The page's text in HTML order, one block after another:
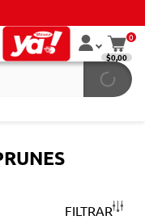
0
$0,00
FILTRAR